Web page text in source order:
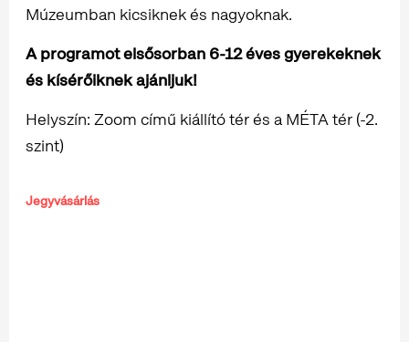
Múzeumban kicsiknek és nagyoknak.
A programot elsősorban 6-12 éves gyerekeknek
és kísérőiknek ajánljuk!
Helyszín: Zoom című kiállító tér és a MÉTA tér (-2.
szint)
Jegyvásárlás